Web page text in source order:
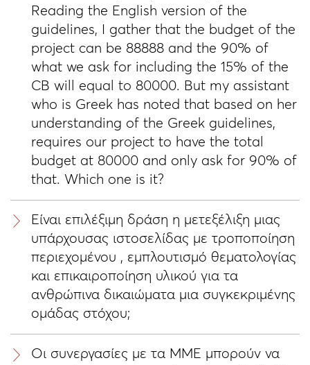
Reading the English version of the
guidelines, I gather that the budget of the
project can be 88888 and the 90% of
what we ask for including the 15% of the
CB will equal to 80000. But my assistant
who is Greek has noted that based on her
understanding of the Greek guidelines,
requires our project to have the total
budget at 80000 and only ask for 90% of
that. Which one is it?
Είναι επιλέξιμη δράση η μετεξέλιξη μιας
υπάρχουσας ιστοσελίδας με τροποποίηση
περιεχομένου , εμπλουτισμό θεματολογίας
και επικαιροποίηση υλικού για τα
ανθρώπινα δικαιώματα μια συγκεκριμένης
ομάδας στόχου;
Οι συνεργασίες με τα ΜΜΕ μπορούν να